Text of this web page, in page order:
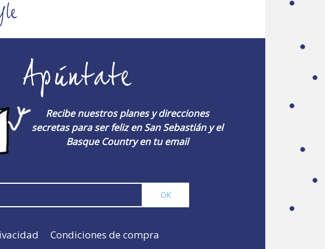
Apúntate
Recibe nuestros planes y direcciones
secretas para ser feliz en San Sebastián y el
Basque Country en tu email
Condiciones de compra